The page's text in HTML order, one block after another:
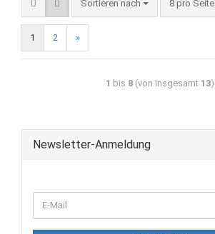
Sortieren nach 8 pro Seite
1 2 »
1 bis 8 (von insgesamt 13)
Newsletter-Anmeldung